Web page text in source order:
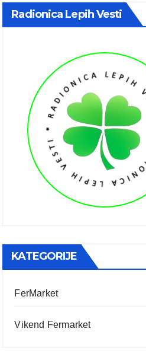
Radionica Lepih Vesti
KATEGORIJE
FerMarket
Vikend Fermarket